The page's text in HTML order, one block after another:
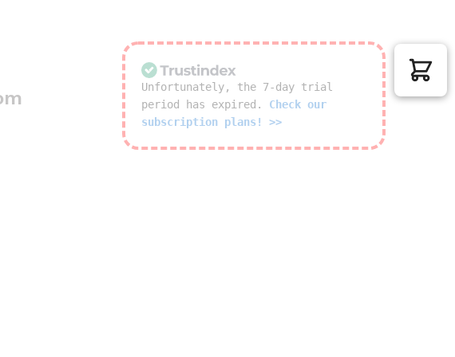
Sichere Bezahlung
100% Sichere Bezahlung
24/7 Support
per Email & Hotline